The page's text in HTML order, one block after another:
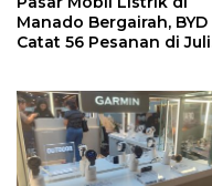
Manado Bergairah, BYD
Catat 56 Pesanan di Juli